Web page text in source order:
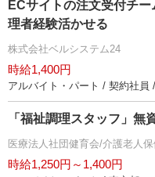
ECサイトの注文受付チ
理者経験活かせる
株式会社ベルシステム24
時給1,400円
アルバイト・パート / 契約社員
「福祉調理スタッフ」無
医療法人社団健育会/介護老人
時給1,250円～1,400円